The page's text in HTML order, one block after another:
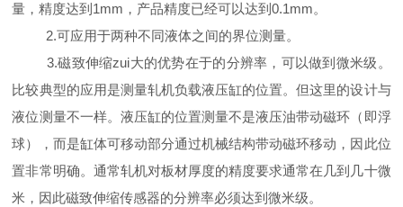
量，精度达到1mm，产品精度已经可以达到0.1mm。
2.可应用于两种不同液体之间的界位测量。
3.磁致伸缩zui大的优势在于的分辨率，可以做到微米级。
比较典型的应用是测量轧机负载液压缸的位置。但这里的设计与
液位测量不一样。液压缸的位置测量不是液压油带动磁环（即浮
球），而是缸体可移动部分通过机械结构带动磁环移动，因此位
置非常明确。通常轧机对板材厚度的精度要求通常在几到几十微
米，因此磁致伸缩传感器的分辨率必须达到微米级。